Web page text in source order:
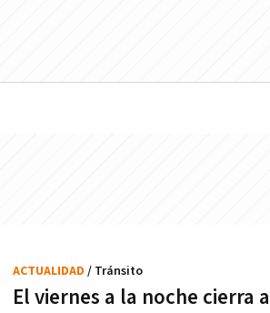
El viernes a la noche cierra
ACTUALIDAD / Tránsito